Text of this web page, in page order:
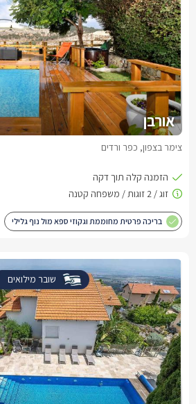
אורבן
צימר בצפון, כפר ורדים
בריכה פרטית מחוממת וגקוזי ספא מול נוף גלילי
שובר מילואים